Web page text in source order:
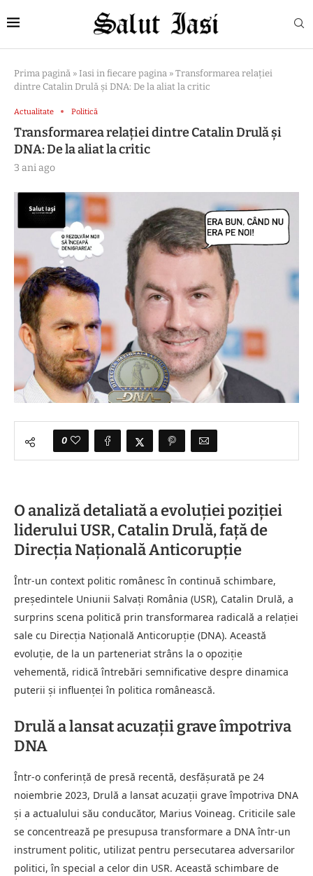
Prima pagină » Iasi in fiecare pagina » Transformarea relației
dintre Catalin Drulă și DNA: De la aliat la critic
Actualitate Politică
Transformarea relației dintre Catalin Drulă și
DNA: De la aliat la critic
3 ani ago
0
O analiză detaliată a evoluției poziției
liderului USR, Catalin Drulă, față de
Direcția Națională Anticorupție
Într-un context politic românesc în continuă schimbare,
președintele Uniunii Salvați România (USR), Catalin Drulă, a
surprins scena politică prin transformarea radicală a relației
sale cu Direcția Națională Anticorupție (DNA). Această
evoluție, de la un parteneriat strâns la o opoziție
vehementă, ridică întrebări semnificative despre dinamica
puterii și influenței în politica românească.
Drulă a lansat acuzații grave împotriva
DNA
Într-o conferință de presă recentă, desfășurată pe 24
noiembrie 2023, Drulă a lansat acuzații grave împotriva DNA
și a actualului său conducător, Marius Voineag. Criticile sale
se concentrează pe presupusa transformare a DNA într-un
instrument politic, utilizat pentru persecutarea adversarilor
politici, în special a celor din USR. Această schimbare de